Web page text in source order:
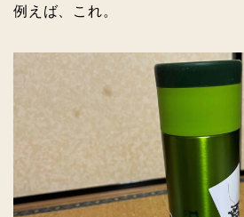
例えば、これ。